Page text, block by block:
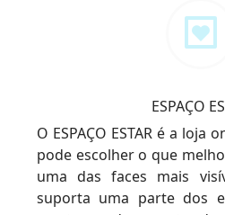
ESPAÇO
O ESPAÇO ESTAR é a loja
pode escolher o que
uma das faces mais
suporta uma parte dos